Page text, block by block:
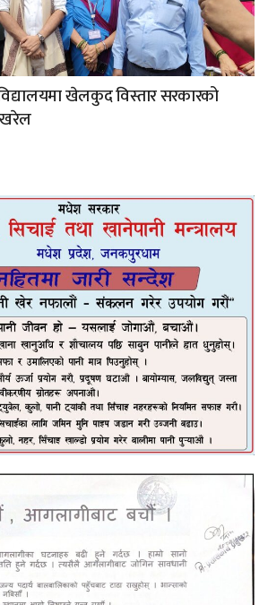
खेलकुद विस्तार सरकारको